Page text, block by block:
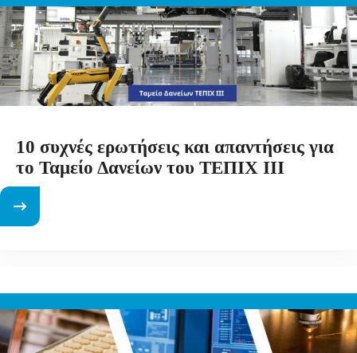
10 συχνές ερωτήσεις και απαντήσεις για
το Ταμείο Δανείων του ΤΕΠΙΧ ΙΙΙ